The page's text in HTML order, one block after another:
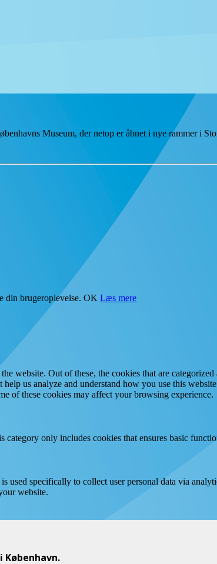
Museum, der netop er åbnet i nye rammer i
din brugeroplevelse. OK Læs mere
website. Out of these, the cookies that are
us analyze and understand how you use this
of these cookies may affect your browsing experience.
only includes cookies that ensures basic
specifically to collect user personal data via
website.